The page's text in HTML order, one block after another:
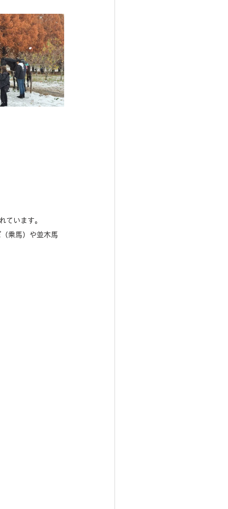
ています。
乗馬）や並木馬